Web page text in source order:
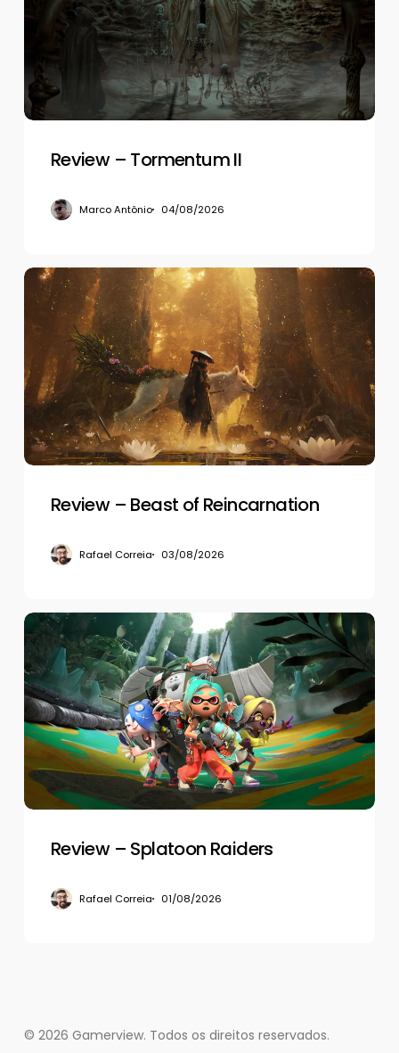
Review – Tormentum II
Marco Antônio 04/08/2026
Review
–
Beast
Reincarnation
Review – Beast of Reincarnation
Rafael Correia 03/08/2026
Review
–
Splatoon
Raiders
Review – Splatoon Raiders
Rafael Correia 01/08/2026
© 2026 Gamerview. Todos os direitos reservados.